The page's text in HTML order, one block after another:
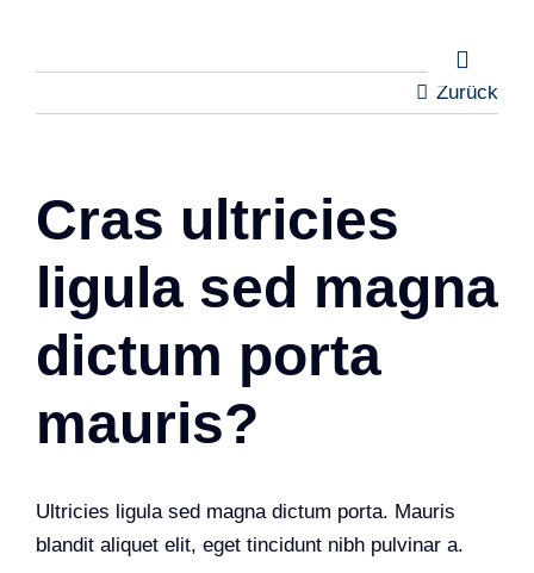
Toggle
Zurück
Cras ultricies
ligula sed magna
dictum porta
mauris?
Ultricies ligula sed magna dictum porta. Mauris
blandit aliquet elit, eget tincidunt nibh pulvinar a.